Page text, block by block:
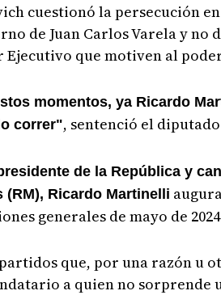
cuestionó la persecución
de Juan Carlos Varela y
Ejecutivo que motiven al
momentos, ya Ricardo
correr", sentenció el
de la República y
(RM), Ricardo Martinelli
generales de mayo de
que, por una razón u
a quien no sorprende